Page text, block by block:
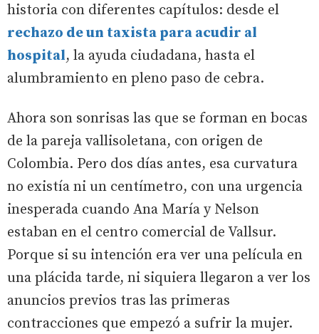
historia con diferentes capítulos: desde el
rechazo de un taxista para acudir al
hospital, la ayuda ciudadana, hasta el
alumbramiento en pleno paso de cebra.
Ahora son sonrisas las que se forman en bocas
de la pareja vallisoletana, con origen de
Colombia. Pero dos días antes, esa curvatura
no existía ni un centímetro, con una urgencia
inesperada cuando Ana María y Nelson
estaban en el centro comercial de Vallsur.
Porque si su intención era ver una película en
una plácida tarde, ni siquiera llegaron a ver los
anuncios previos tras las primeras
contracciones que empezó a sufrir la mujer.